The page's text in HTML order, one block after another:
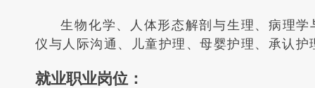
生物化学 、人体形态解剖与生理、病理
仪与人际沟通、儿童护理、母婴护理、承认
就业职业岗位：